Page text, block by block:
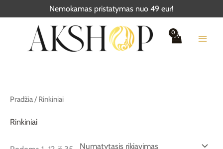
Nemokamas pristatymas nuo 49 eur!
Pradžia/ Rinkiniai
Rinkiniai